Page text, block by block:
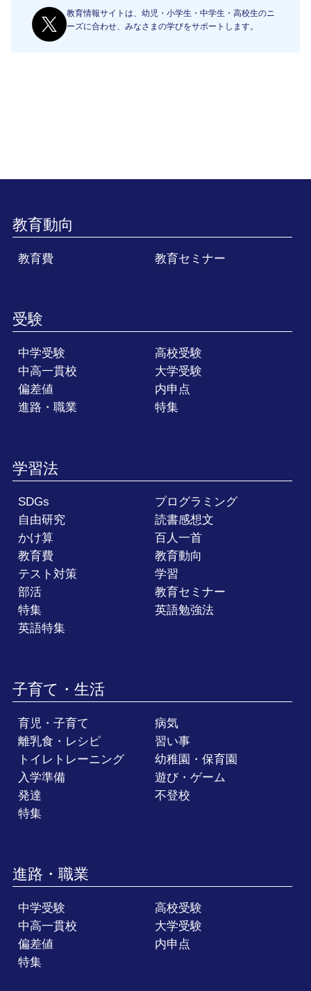
教育情報サイトは、幼児・小学生・中学生・高校生のニ
ーズに合わせ、みなさまの学びをサポートします。
教育動向
教育費 教育セミナー
受験
中学受験
高校受験
中高一貫校
大学受験
偏差値
内申点
進路・職業
特集
学習法
SDGs
プログラミング
自由研究
読書感想文
かけ算
百人一首
教育費
教育動向
テスト対策
学習
部活
教育セミナー
特集
英語勉強法
英語特集
子育て・生活
育児・子育て
病気
離乳食・レシピ
習い事
トイレトレーニング
幼稚園・保育園
入学準備
遊び・ゲーム
発達
不登校
特集
進路・職業
中学受験
高校受験
中高一貫校
大学受験
偏差値
内申点
特集